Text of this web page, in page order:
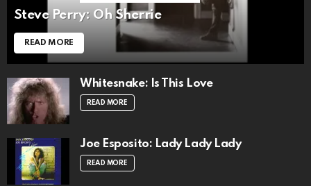
Steve Perry: Oh Sherrie
READ MORE
Whitesnake: Is This Love
READ MORE
Joe Esposito: Lady Lady Lady
READ MORE